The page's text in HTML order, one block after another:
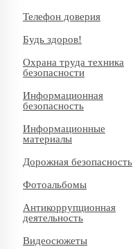
Телефон доверия
Будь здоров!
Охрана труда техника
безопасности
Информационная
безопасность
Информационные
материалы
Дорожная безопасность
Фотоальбомы
Антикоррупционная
деятельность
Видеосюжеты